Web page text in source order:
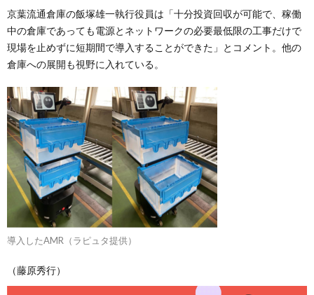
京葉流通倉庫の飯塚雄一執行役員は「十分投資回収が可能で、稼働
中の倉庫であっても電源とネットワークの必要最低限の工事だけで
現場を止めずに短期間で導入することができた」とコメント。他の
倉庫への展開も視野に入れている。
導入したAMR（ラピュタ提供）
（藤原秀行）